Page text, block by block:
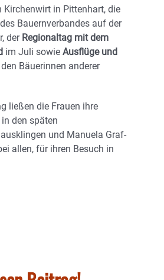
Kirchenwirt in Pittenhart, die
Bauernverbandes auf der
der Regionaltag mit dem
im Juli sowie Ausflüge und
Bäuerinnen anderer
ließen die Frauen ihre
den späten
und Manuela Graf-
allen, für ihren Besuch in